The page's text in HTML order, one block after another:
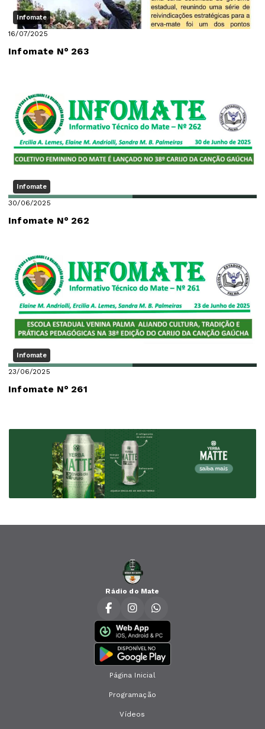
Infomate
16/07/2025
Infomate N° 263
Infomate
30/06/2025
Infomate N° 262
Infomate
23/06/2025
Infomate N° 261
Rádio do Mate
Página Inicial
Programação
Vídeos